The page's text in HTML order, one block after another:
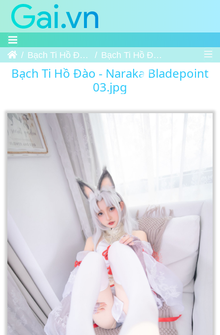
Trang chủBạch Ti Hồ Đào - Naraka Bladepoint Bạch Ti Hồ Đào - Naraka Bladepoint 03
Bạch Ti Hồ Đào - Naraka Bladepoint
03.jpg